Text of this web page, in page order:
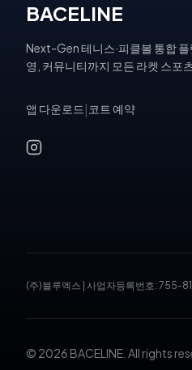
BACELINE
Next-Gen 테니스·피클볼 통합
영, 커뮤니티까지 모든 라켓 스포
앱 다운로드 코트 예약
(주)블루엑스 사업자등록번호: 755-
© 2026 BACELINE. All rights